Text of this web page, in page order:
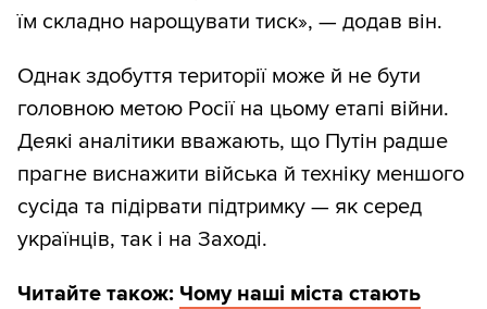
їм складно нарощувати тиск», — додав він.
Однак здобуття території може й не бути
головною метою Росії на цьому етапі війни.
Деякі аналітики вважають, що Путін радше
прагне виснажити війська й техніку меншого
сусіда та підірвати підтримку — як серед
українців, так і на Заході.
Читайте також: Чому наші міста стають